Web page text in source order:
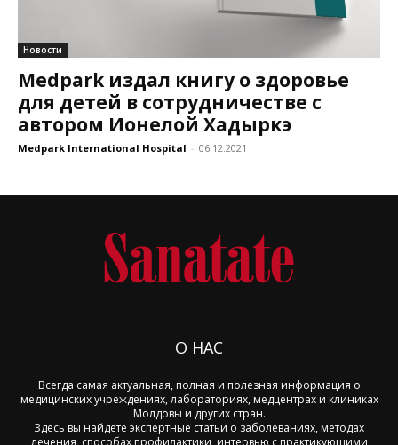
Новости
Medpark издал книгу о здоровье
для детей в сотрудничестве с
автором Ионелой Хадыркэ
Medpark International Hospital - 06.12.2021
О НАС
Всегда самая актуальная, полная и полезная информация о
медицинских учреждениях, лабораториях, медцентрах и клиниках
Молдовы и других стран.
Здесь вы найдете экспертные статьи о заболеваниях, методах
лечения, способах профилактики, интервью с практикующими